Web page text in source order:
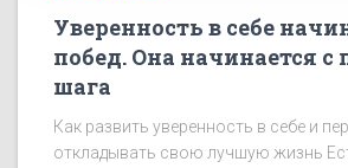
Уверенность в себе
побед. Она начинается с
шага
Как развить уверенность в себе и
откладывать свою лучшую жизнь